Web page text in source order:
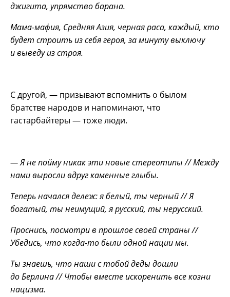
джигита, упрямство барана.
Мама-мафия, Средняя Азия, черная раса, каждый, кто
будет строить из себя героя, за минуту выключу
и выведу из строя.
С другой, — призывают вспомнить о былом
братстве народов и напоминают, что
гастарбайтеры — тоже люди.
— Я не пойму никак эти новые стереотипы // Между
нами выросли вдруг каменные глыбы.
Теперь начался дележ: я белый, ты черный // Я
богатый, ты неимущий, я русский, ты нерусский.
Проснись, посмотри в прошлое своей страны //
Убедись, что когда-то были одной нации мы.
Ты знаешь, что наши с тобой деды дошли
до Берлина // Чтобы вместе искоренить все козни
нацизма.